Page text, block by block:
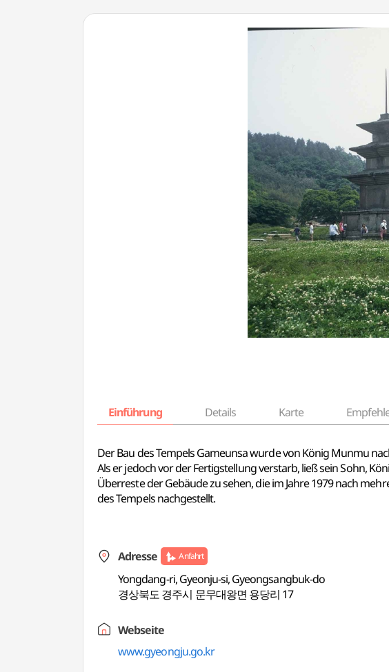
Einführung Details Karte
Der Bau des Tempels Gameunsa wurde von König Munmu
Als er jedoch vor der Fertigstellung verstarb, ließ sein Sohn,
Überreste der Gebäude zu sehen, die im Jahre 1979 nach
des Tempels nachgestellt.
Adresse Anfahrt
Yongdang-ri, Gyeonju-si, Gyeongsangbuk-do
경상북도 경주시 문무대왕면 용당리 17
Webseite
www.gyeongju.go.kr